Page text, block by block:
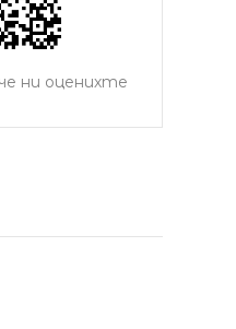
ни оценихте